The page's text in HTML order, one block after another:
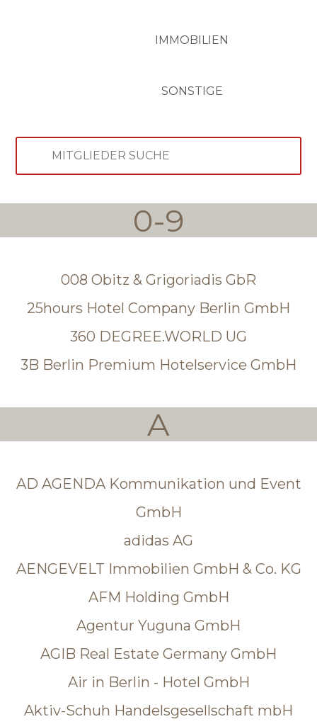
IMMOBILIEN
SONSTIGE
0-9
008 Obitz & Grigoriadis GbR
25hours Hotel Company Berlin GmbH
360 DEGREE.WORLD UG
3B Berlin Premium Hotelservice GmbH
A
AD AGENDA Kommunikation und Event
GmbH
adidas AG
AENGEVELT Immobilien GmbH & Co. KG
AFM Holding GmbH
Agentur Yuguna GmbH
AGIB Real Estate Germany GmbH
Air in Berlin - Hotel GmbH
Aktiv-Schuh Handelsgesellschaft mbH